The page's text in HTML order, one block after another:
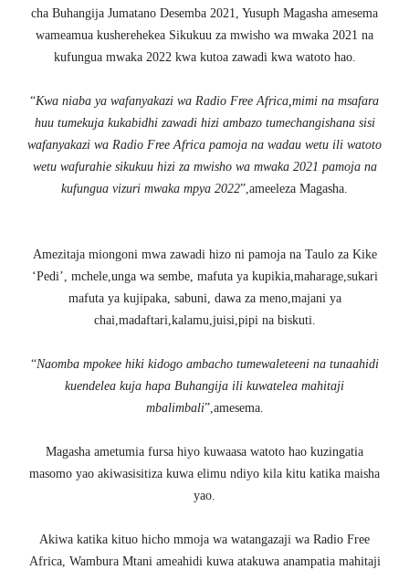
cha Buhangija Jumatano Desemba 2021, Yusuph Magasha amesema
wameamua kusherehekea Sikukuu za mwisho wa mwaka 2021 na
kufungua mwaka 2022 kwa kutoa zawadi kwa watoto hao.
“Kwa niaba ya wafanyakazi wa Radio Free Africa,mimi na msafara
huu tumekuja kukabidhi zawadi hizi ambazo tumechangishana sisi
wafanyakazi wa Radio Free Africa pamoja na wadau wetu ili watoto
wetu wafurahie sikukuu hizi za mwisho wa mwaka 2021 pamoja na
kufungua vizuri mwaka mpya 2022”,ameeleza Magasha.
Amezitaja miongoni mwa zawadi hizo ni pamoja na Taulo za Kike
‘Pedi’, mchele,unga wa sembe, mafuta ya kupikia,maharage,sukari
mafuta ya kujipaka, sabuni, dawa za meno,majani ya
chai,madaftari,kalamu,juisi,pipi na biskuti.
“Naomba mpokee hiki kidogo ambacho tumewaleteeni na tunaahidi
kuendelea kuja hapa Buhangija ili kuwatelea mahitaji
mbalimbali”,amesema.
Magasha ametumia fursa hiyo kuwaasa watoto hao kuzingatia
masomo yao akiwasisitiza kuwa elimu ndiyo kila kitu katika maisha
yao.
Akiwa katika kituo hicho mmoja wa watangazaji wa Radio Free
Africa, Wambura Mtani ameahidi kuwa atakuwa anampatia mahitaji